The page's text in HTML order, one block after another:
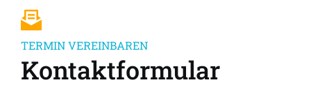
TERMIN VEREINBAREN
Kontaktformular